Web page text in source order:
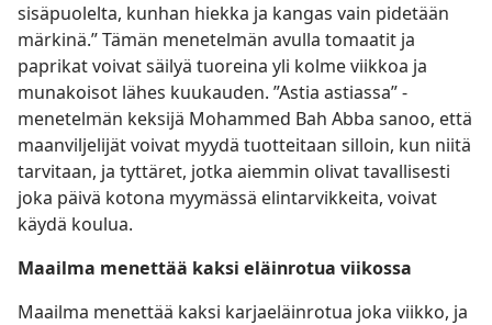
sisäpuolelta, kunhan hiekka ja kangas vain pidetään
märkinä.” Tämän menetelmän avulla tomaatit ja
paprikat voivat säilyä tuoreina yli kolme viikkoa ja
munakoisot lähes kuukauden. ”Astia astiassa” -
menetelmän keksijä Mohammed Bah Abba sanoo, että
maanviljelijät voivat myydä tuotteitaan silloin, kun niitä
tarvitaan, ja tyttäret, jotka aiemmin olivat tavallisesti
joka päivä kotona myymässä elintarvikkeita, voivat
käydä koulua.
Maailma menettää kaksi eläinrotua viikossa
Maailma menettää kaksi karjaeläinrotua joka viikko, ja